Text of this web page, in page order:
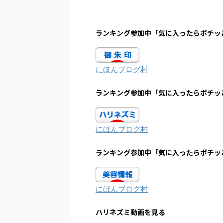
ランキング参加中「気に入ったらポチッ
にほんブログ村
ランキング参加中「気に入ったらポチッ
にほんブログ村
ランキング参加中「気に入ったらポチッ
にほんブログ村
ハリネズミ動画を見る